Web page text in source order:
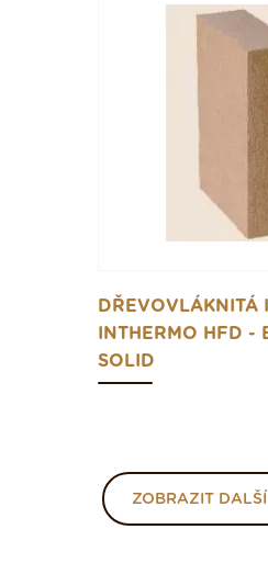
DŘEVOVLÁKNITÁ
INTHERMO HFD -
SOLID
ZOBRAZIT